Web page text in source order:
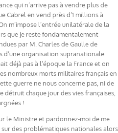
qui n’arrive pas à vendre plus de
Cabrel en vend près d’1 millions à
m’impose l’entrée unilatérale de la
que je reste fondamentalement
par M. Charles de Gaulle de
d’une organisation supranationale
déjà pas à l’époque la France et on
nombreux morts militaires français en
guerre ne nous concerne pas, ni de
détruit chaque jour des vies françaises,
!
le Ministre et pardonnez-moi de me
des problématiques nationales alors